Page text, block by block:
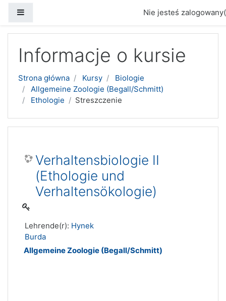
Nie jesteś
Informacje o kursie
Strona główna Kursy
Biologie
Allgemeine Zoologie (Begall/Schmitt)
Ethologie
Streszczenie
Verhaltensbiologie II
(Ethologie und
Verhaltensökologie)
Lehrende(r): Hynek
Burda
Allgemeine Zoologie (Begall/Schmitt)